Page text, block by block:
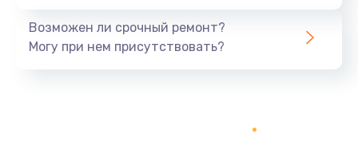
Возможен ли срочный ремонт?
Могу при нем присутствовать?